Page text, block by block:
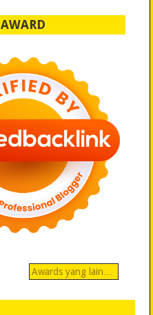
AWARD
Awards yang lain…